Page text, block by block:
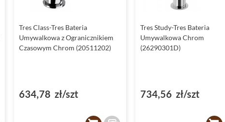
Tres Class-Tres Bateria
Umywalkowa z Ogranicznikiem
Czasowym Chrom (20511202)
634,78 zł/szt
Tres Study-Tres Bateria
Umywalkowa Chrom
(26290301D)
734,56 zł/szt